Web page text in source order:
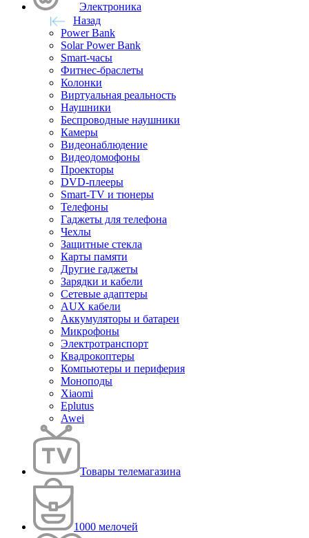
Электроника
Назад
Power Bank
Solar Power Bank
Smart-часы
Фитнес-браслеты
Колонки
Виртуальная реальность
Наушники
Беспроводные наушники
Камеры
Видеонаблюдение
Видеодомофоны
Проекторы
DVD-плееры
Smart-TV и тюнеры
Телефоны
Гаджеты для телефона
Чехлы
Защитные стекла
Карты памяти
Другие гаджеты
Зарядки и кабели
Сетевые адаптеры
AUX кабели
Аккумуляторы и батареи
Микрофоны
Электротранспорт
Квадрокоптеры
Компьютеры и периферия
Моноподы
Xiaomi
Eplutus
Awei
Товары телемагазина
1000 мелочей